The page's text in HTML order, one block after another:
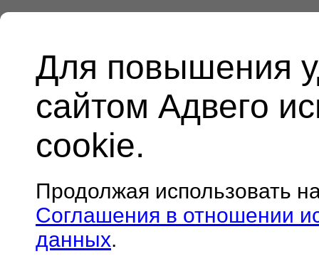
Для повышения
сайтом Адвего
cookie.
Продолжая использовать
Соглашения в отношении
данных.